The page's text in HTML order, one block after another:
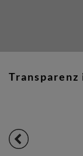
Transparenz